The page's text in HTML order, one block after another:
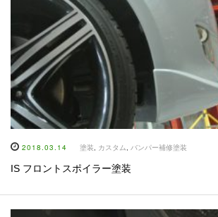
2018.03.14 塗装 カスタム バンパー補修塗装
IS フロントスポイラー塗装